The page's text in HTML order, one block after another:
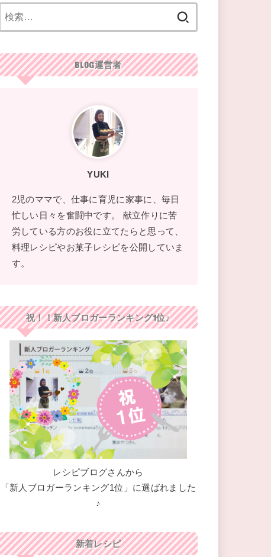
BLOG運営者
YUKI
2児のママで、仕事に育児に家事に、毎日
忙しい日々を奮闘中です。 献立作りに苦
労している方のお役に立てたらと思って、
料理レシピやお菓子レシピを公開していま
す。
祝！！新人ブロガーランキング1位♪
レシピブログさんから
「新人ブロガーランキング1位」に選ばれました
♪
新着レシピ